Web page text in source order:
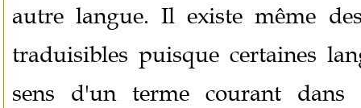
autre langue. Il existe même
traduisibles puisque certaines
sens d'un terme courant